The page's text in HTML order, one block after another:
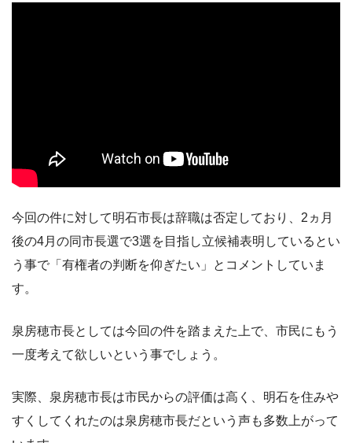
今回の件に対して明石市長は辞職は否定しており、2ヵ月
後の4月の同市長選で3選を目指し立候補表明しているとい
う事で「有権者の判断を仰ぎたい」とコメントしていま
す。
泉房穂市長としては今回の件を踏まえた上で、市民にもう
一度考えて欲しいという事でしょう。
実際、泉房穂市長は市民からの評価は高く、明石を住みや
すくしてくれたのは泉房穂市長だという声も多数上がって